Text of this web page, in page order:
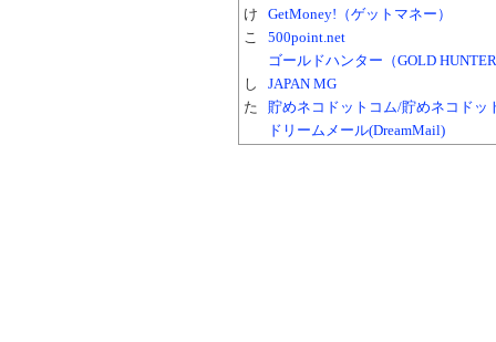
け
GetMoney!（ゲットマネー）
こ
500point.net
ゴールドハンター（GOLD
し
JAPAN MG
た
貯めネコドットコム/貯めネコドッ
ドリームメール(DreamMail)